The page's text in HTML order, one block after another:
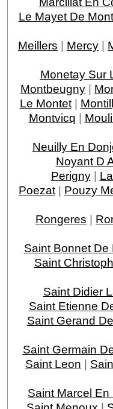
Le Mayet De
Meillers | Mercy |
Monetay Sur
Montbeugny |
Le Montet|
Montvicq |
Neuilly En
Noyant D
Perigny|
Poezat | Pouzy
Rongeres |
Saint Bonnet De
Saint
Saint Didier
Saint Etienne
Saint Gerand
Saint Germain
Saint Leon |
Saint Marcel En